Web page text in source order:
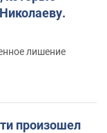
лишение
произошел